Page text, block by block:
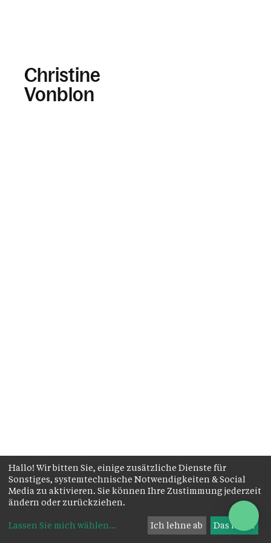
Christine
Vonblon
Hallo! Wir bitten Sie, einige zusätzliche Dienste für
Sonstiges, systemtechnische Notwendigkeiten & Social
Media zu aktivieren. Sie können Ihre Zustimmung jederzeit
ändern oder zurückziehen.
Lassen Sie mich wählen... Ich lehne ab Das ist ok